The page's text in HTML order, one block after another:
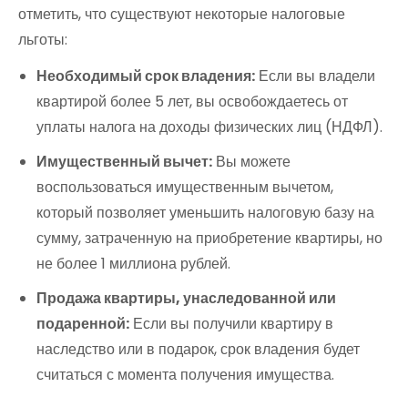
отметить, что существуют некоторые налоговые
льготы:
Необходимый срок владения: Если вы владели
квартирой более 5 лет, вы освобождаетесь от
уплаты налога на доходы физических лиц (НДФЛ).
Имущественный вычет: Вы можете
воспользоваться имущественным вычетом,
который позволяет уменьшить налоговую базу на
сумму, затраченную на приобретение квартиры, но
не более 1 миллиона рублей.
Продажа квартиры, унаследованной или
подаренной: Если вы получили квартиру в
наследство или в подарок, срок владения будет
считаться с момента получения имущества.